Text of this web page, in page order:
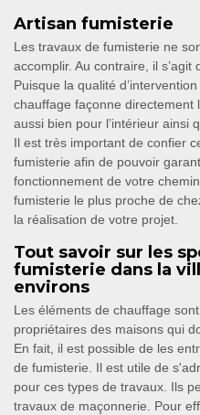
Artisan fumisterie
Les travaux de fumisterie ne
accomplir. Au contraire, il s’agit
Puisque la qualité
chauffage façonne directement
aussi bien pour l’intérieur ainsi
Il est très important de confier
fumisterie afin de pouvoir
fonctionnement de votre
fumisterie le plus proche de
la réalisation de votre projet.
Tout savoir sur les
fumisterie dans la
environs
Les éléments de chauffage
propriétaires des maisons qui
En fait, il est possible de les
de fumisterie. Il est utile de
pour ces types de travaux. Ils
travaux de maçonnerie. Pour